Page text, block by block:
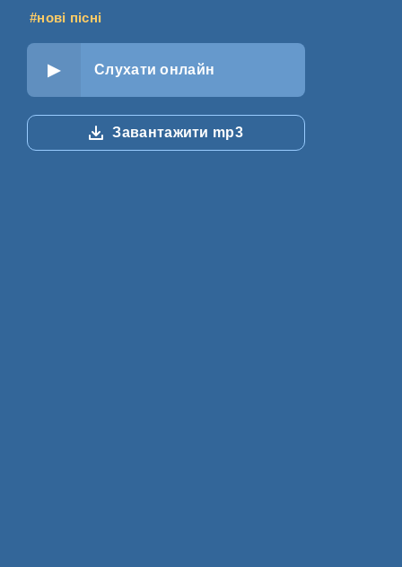
#нові пісні
Слухати онлайн
Завантажити mp3